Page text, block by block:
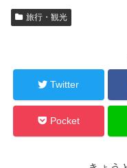
旅行・観光
Twitter
Pocket